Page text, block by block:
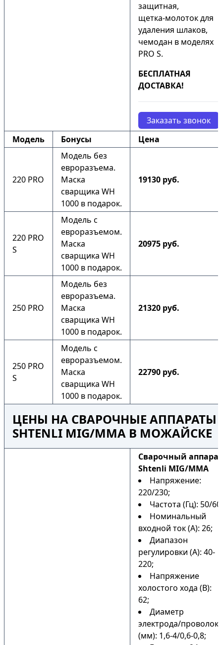
защитная,
щетка-молоток для
удаления шлаков,
чемодан в моделях
PRO S.
БЕСПЛАТНАЯ
ДОСТАВКА!
Заказать звонок
Модель
Бонусы Цена
220 PRO
Модель без
евроразъема.
Маска
сварщика WH
1000 в подарок.
19130 руб.
220 PRO
S
Модель с
евроразъемом.
Маска
сварщика WH
1000 в подарок.
20975 руб.
250 PRO
Модель без
евроразъема.
Маска
сварщика WH
1000 в подарок.
21320 руб.
250 PRO
S
Модель с
евроразъемом.
Маска
сварщика WH
1000 в подарок.
22790 руб.
ЦЕНЫ НА СВАРОЧНЫЕ АППАРАТЫ
SHTENLI MIG/MMA В МОЖАЙСКЕ
Cварочный
Shtenli MIG/MMA
Напряжение:
220/230;
Частота (Гц): 50/
Номинальный
входной ток (А): 26;
Диапазон
регулировки (А): 40-
220;
Напряжение
холостого хода (В):
62;
Диаметр
электрода/
(мм): 1,6-4/0,6-0,8;